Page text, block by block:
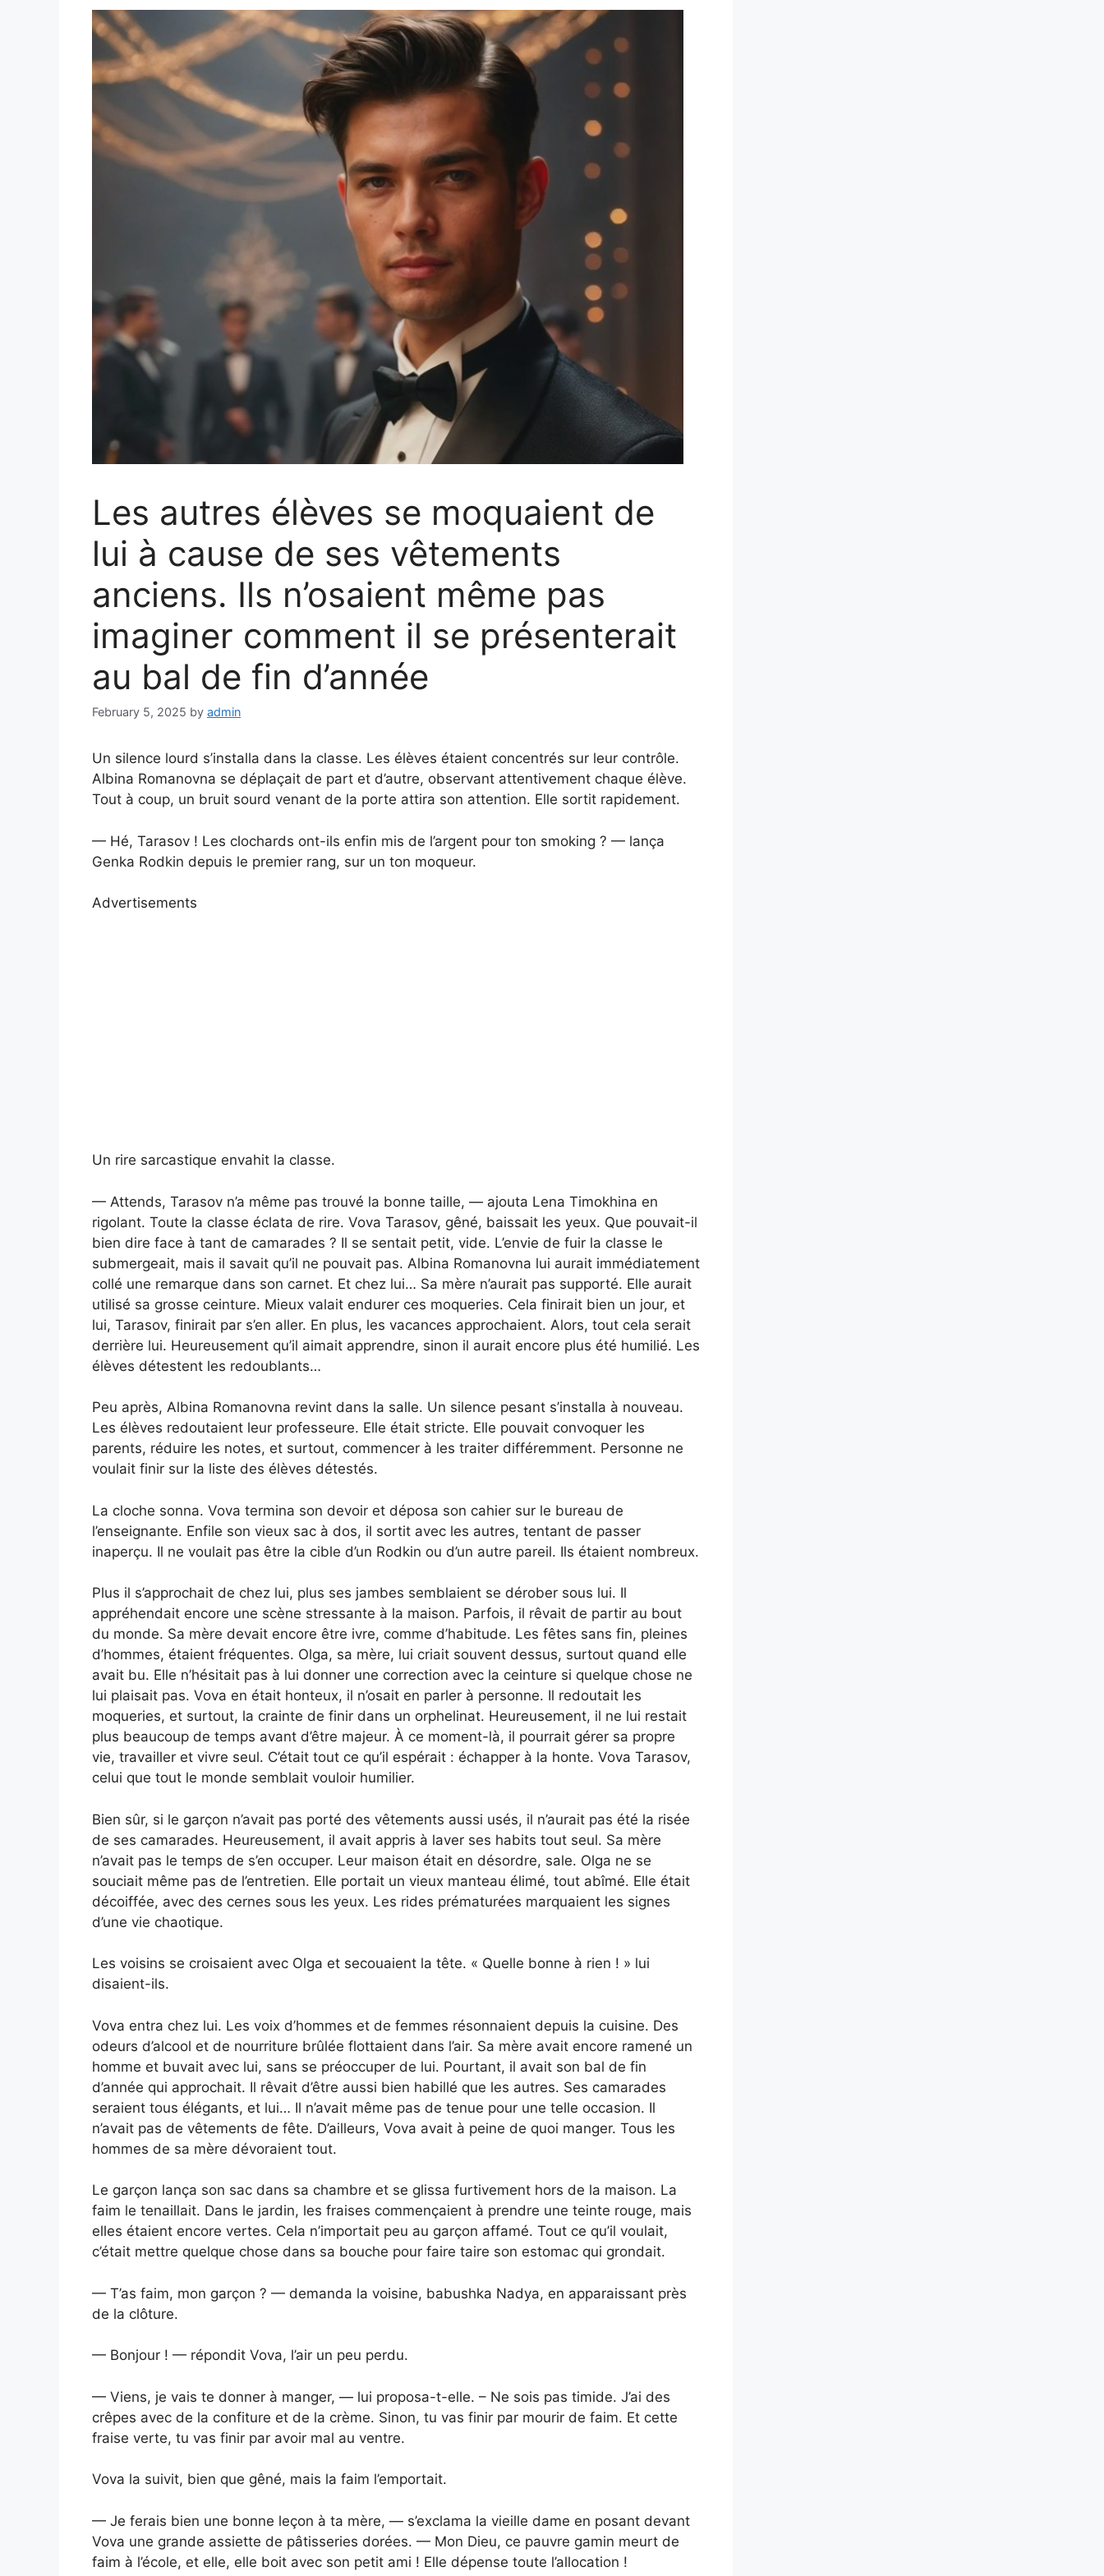
Les autres élèves se moquaient de
lui à cause de ses vêtements
anciens. Ils n’osaient même pas
imaginer comment il se présenterait
au bal de fin d’année
February 5, 2025 by admin
Un silence lourd s’installa dans la classe. Les élèves étaient concentrés sur leur contrôle.
Albina Romanovna se déplaçait de part et d’autre, observant attentivement chaque élève.
Tout à coup, un bruit sourd venant de la porte attira son attention. Elle sortit rapidement.
— Hé, Tarasov ! Les clochards ont-ils enfin mis de l’argent pour ton smoking ? — lança
Genka Rodkin depuis le premier rang, sur un ton moqueur.
Advertisements
Un rire sarcastique envahit la classe.
— Attends, Tarasov n’a même pas trouvé la bonne taille, — ajouta Lena Timokhina en
rigolant. Toute la classe éclata de rire. Vova Tarasov, gêné, baissait les yeux. Que pouvait-il
bien dire face à tant de camarades ? Il se sentait petit, vide. L’envie de fuir la classe le
submergeait, mais il savait qu’il ne pouvait pas. Albina Romanovna lui aurait immédiatement
collé une remarque dans son carnet. Et chez lui… Sa mère n’aurait pas supporté. Elle aurait
utilisé sa grosse ceinture. Mieux valait endurer ces moqueries. Cela finirait bien un jour, et
lui, Tarasov, finirait par s’en aller. En plus, les vacances approchaient. Alors, tout cela serait
derrière lui. Heureusement qu’il aimait apprendre, sinon il aurait encore plus été humilié. Les
élèves détestent les redoublants…
Peu après, Albina Romanovna revint dans la salle. Un silence pesant s’installa à nouveau.
Les élèves redoutaient leur professeure. Elle était stricte. Elle pouvait convoquer les
parents, réduire les notes, et surtout, commencer à les traiter différemment. Personne ne
voulait finir sur la liste des élèves détestés.
La cloche sonna. Vova termina son devoir et déposa son cahier sur le bureau de
l’enseignante. Enfile son vieux sac à dos, il sortit avec les autres, tentant de passer
inaperçu. Il ne voulait pas être la cible d’un Rodkin ou d’un autre pareil. Ils étaient nombreux.
Plus il s’approchait de chez lui, plus ses jambes semblaient se dérober sous lui. Il
appréhendait encore une scène stressante à la maison. Parfois, il rêvait de partir au bout
du monde. Sa mère devait encore être ivre, comme d’habitude. Les fêtes sans fin, pleines
d’hommes, étaient fréquentes. Olga, sa mère, lui criait souvent dessus, surtout quand elle
avait bu. Elle n’hésitait pas à lui donner une correction avec la ceinture si quelque chose ne
lui plaisait pas. Vova en était honteux, il n’osait en parler à personne. Il redoutait les
moqueries, et surtout, la crainte de finir dans un orphelinat. Heureusement, il ne lui restait
plus beaucoup de temps avant d’être majeur. À ce moment-là, il pourrait gérer sa propre
vie, travailler et vivre seul. C’était tout ce qu’il espérait : échapper à la honte. Vova Tarasov,
celui que tout le monde semblait vouloir humilier.
Bien sûr, si le garçon n’avait pas porté des vêtements aussi usés, il n’aurait pas été la risée
de ses camarades. Heureusement, il avait appris à laver ses habits tout seul. Sa mère
n’avait pas le temps de s’en occuper. Leur maison était en désordre, sale. Olga ne se
souciait même pas de l’entretien. Elle portait un vieux manteau élimé, tout abîmé. Elle était
décoiffée, avec des cernes sous les yeux. Les rides prématurées marquaient les signes
d’une vie chaotique.
Les voisins se croisaient avec Olga et secouaient la tête. « Quelle bonne à rien ! » lui
disaient-ils.
Vova entra chez lui. Les voix d’hommes et de femmes résonnaient depuis la cuisine. Des
odeurs d’alcool et de nourriture brûlée flottaient dans l’air. Sa mère avait encore ramené un
homme et buvait avec lui, sans se préoccuper de lui. Pourtant, il avait son bal de fin
d’année qui approchait. Il rêvait d’être aussi bien habillé que les autres. Ses camarades
seraient tous élégants, et lui… Il n’avait même pas de tenue pour une telle occasion. Il
n’avait pas de vêtements de fête. D’ailleurs, Vova avait à peine de quoi manger. Tous les
hommes de sa mère dévoraient tout.
Le garçon lança son sac dans sa chambre et se glissa furtivement hors de la maison. La
faim le tenaillait. Dans le jardin, les fraises commençaient à prendre une teinte rouge, mais
elles étaient encore vertes. Cela n’importait peu au garçon affamé. Tout ce qu’il voulait,
c’était mettre quelque chose dans sa bouche pour faire taire son estomac qui grondait.
— T’as faim, mon garçon ? — demanda la voisine, babushka Nadya, en apparaissant près
de la clôture.
— Bonjour ! — répondit Vova, l’air un peu perdu.
— Viens, je vais te donner à manger, — lui proposa-t-elle. – Ne sois pas timide. J’ai des
crêpes avec de la confiture et de la crème. Sinon, tu vas finir par mourir de faim. Et cette
fraise verte, tu vas finir par avoir mal au ventre.
Vova la suivit, bien que gêné, mais la faim l’emportait.
— Je ferais bien une bonne leçon à ta mère, — s’exclama la vieille dame en posant devant
Vova une grande assiette de pâtisseries dorées. — Mon Dieu, ce pauvre gamin meurt de
faim à l’école, et elle, elle boit avec son petit ami ! Elle dépense toute l’allocation !